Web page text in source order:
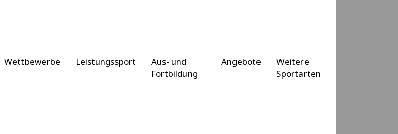
Wettbewerbe Leistungssport
Aus- und
Fortbildung
Angebote
Weitere
Sportarten